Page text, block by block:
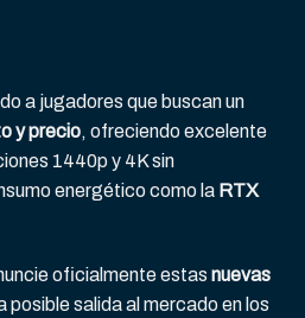
a jugadores que buscan un
y precio, ofreciendo excelente
1440p y 4K sin
energético como la RTX
oficialmente estas nuevas
posible salida al mercado en los